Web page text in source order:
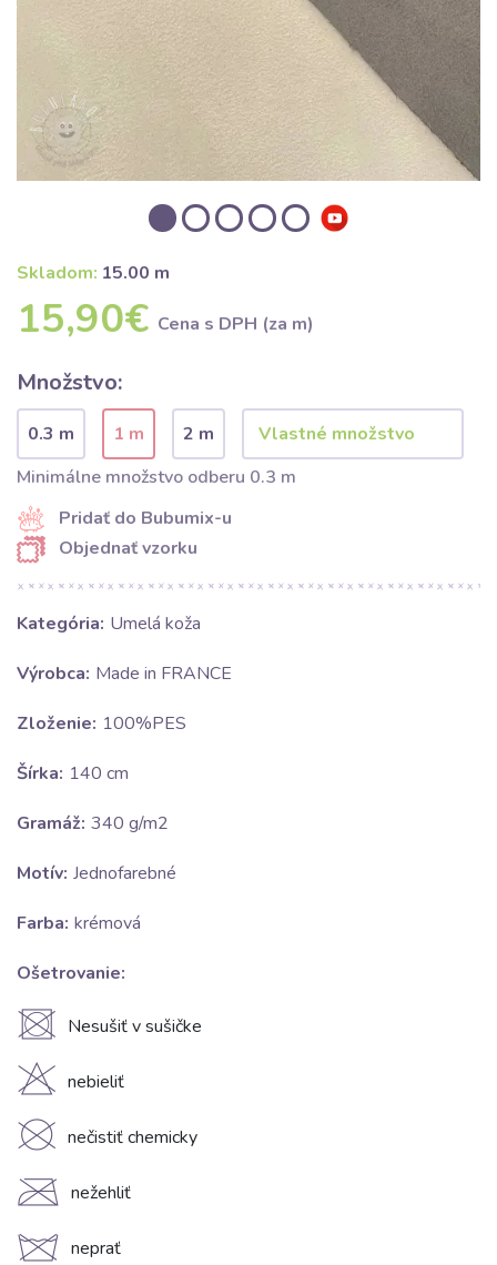
Skladom: 15.00 m
15,90€ Cena s DPH (za m)
Množstvo:
0.3 m 1 m
2 m
Minimálne množstvo odberu 0.3 m
Pridať do Bubumix-u
Objednať vzorku
Kategória: Umelá koža
Výrobca: Made in FRANCE
Zloženie: 100%PES
Šírka: 140 cm
Gramáž: 340 g/m2
Motív: Jednofarebné
Farba: krémová
Ošetrovanie:
U Nesušiť v sušičke
H nebieliť
K nečistiť chemicky
C nežehliť
d neprať